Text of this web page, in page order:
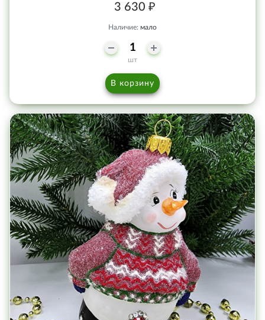
3 630 ₽
Наличие: мало
шт
В корзину